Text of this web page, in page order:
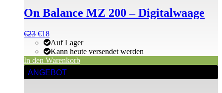
On Balance MZ 200 – Digitalwaage
Ursprünglicher
Preis
war:
€23
€23Aktueller
Preis
ist:
€23.
€18
Auf Lager
Kann heute versendet werden
In den Warenkorb
ANGEBOT